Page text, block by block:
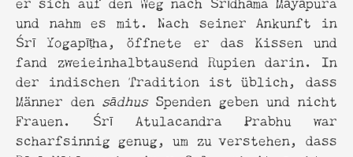
und nahm es mit. Nach seiner Ankunft in
Śrī Yogapīṭha, öffnete er das Kissen und
fand zweieinhalbtausend Rupien darin. In
der indischen Tradition ist üblich, dass
Männer den sādhusSpenden geben und nicht
Frauen. Śrī Atulacandra Prabhu war
scharfsinnig genug, um zu verstehen, dass